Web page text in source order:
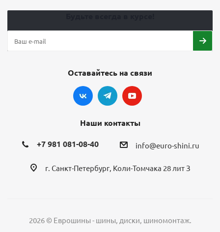
Оставайтесь на связи
Наши контакты
+7 981 081-08-40 info@euro-shini.ru
г. Санкт-Петербург, Коли-Томчака 28 лит З
2026 © Еврошины - шины, диски, шиномонтаж.